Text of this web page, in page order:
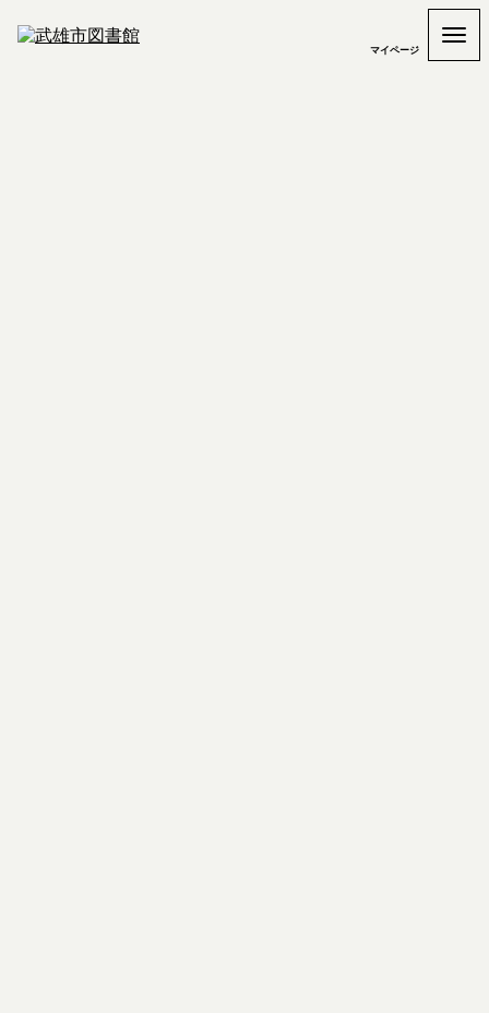
マイページ